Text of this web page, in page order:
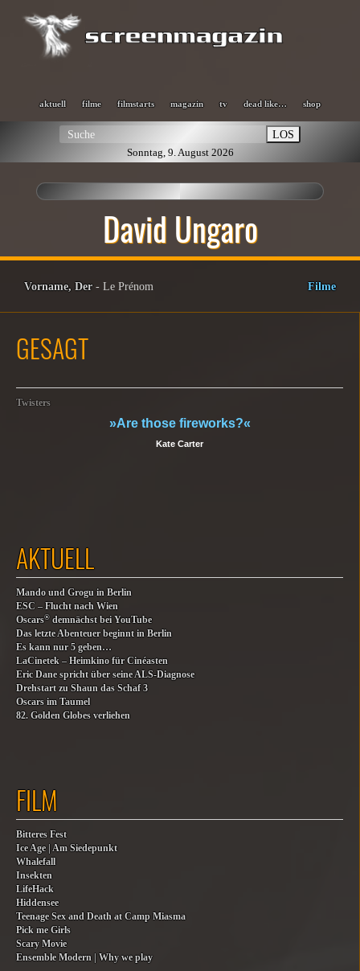
aktuell filme filmstarts magazin tv dead like… shop
LOS
Sonntag, 9. August 2026
David Ungaro
Vorname, Der- Le Prénom Filme
GESAGT
Twisters
»Are those fireworks?«
Kate Carter
AKTUELL
Mando und Grogu in Berlin
ESC – Flucht nach Wien
Oscars® demnächst bei YouTube
Das letzte Abenteuer beginnt in Berlin
Es kann nur 5 geben…
LaCinetek – Heimkino für Cinéasten
Eric Dane spricht über seine ALS-Diagnose
Drehstart zu Shaun das Schaf 3
Oscars im Taumel
82. Golden Globes verliehen
FILM
Bitteres Fest
Ice Age | Am Siedepunkt
Whalefall
Insekten
LifeHack
Hiddensee
Teenage Sex and Death at Camp Miasma
Pick me Girls
Scary Movie
Ensemble Modern | Why we play